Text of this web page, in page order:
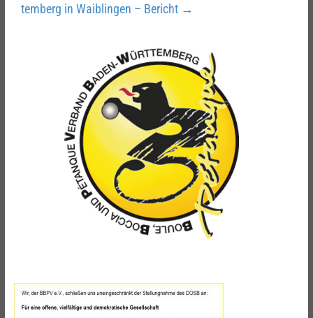
temberg in Waiblingen – Bericht →